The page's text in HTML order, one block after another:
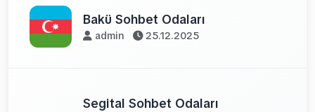
Bakü Sohbet Odaları
admin 25.12.2025
Segital Sohbet Odaları